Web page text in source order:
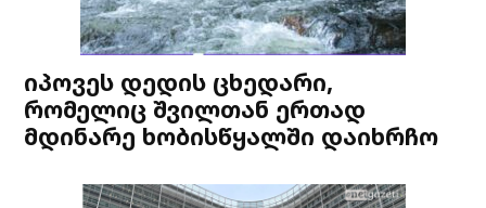
იპოვეს დედის ცხედარი,
რომელიც შვილთან ერთად
მდინარე ხობისწყალში დაიხრჩო